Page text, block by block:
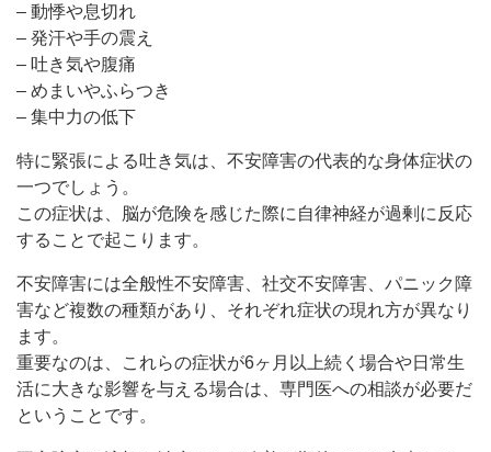
– 動悸や息切れ
– 発汗や手の震え
– 吐き気や腹痛
– めまいやふらつき
– 集中力の低下
特に緊張による吐き気は、不安障害の代表的な身体症状の
一つでしょう。
この症状は、脳が危険を感じた際に自律神経が過剰に反応
することで起こります。
不安障害には全般性不安障害、社交不安障害、パニック障
害など複数の種類があり、それぞれ症状の現れ方が異なり
ます。
重要なのは、これらの症状が6ヶ月以上続く場合や日常生
活に大きな影響を与える場合は、専門医への相談が必要だ
ということです。